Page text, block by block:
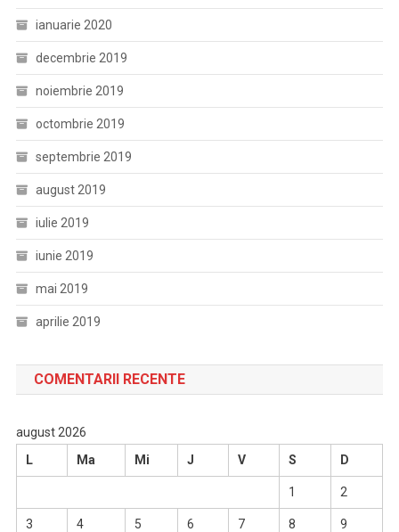
ianuarie 2020
decembrie 2019
noiembrie 2019
octombrie 2019
septembrie 2019
august 2019
iulie 2019
iunie 2019
mai 2019
aprilie 2019
COMENTARII RECENTE
august 2026
L
Ma Mi J V S D
1 2
3 4 5 6 7 8 9